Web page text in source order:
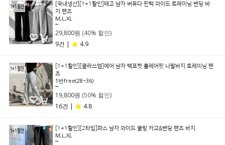
[국내생산][1+1할인]태고 남자 버뮤다 핀턱 와이드 트레이닝 밴딩 바
지 팬츠
M,L,XL
29,800원 (40% 할인)
9건 |
4.9
[1+1할인][클라쓰업]에어 남자 백포켓 플레어핏 나팔바지 트레이닝 팬
츠
1번free(28~36)
19,800원 (50% 할인)
16건 |
4.8
[1+1할인][2타입]파스 남자 와이드 쿨링 카고&밴딩 팬츠 바지
M,L,XL